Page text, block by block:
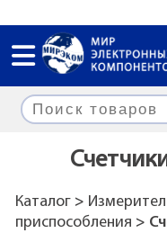
Каталог>
приспособления >